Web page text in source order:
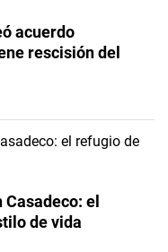
acuerdo
rescisión del
el
de vida